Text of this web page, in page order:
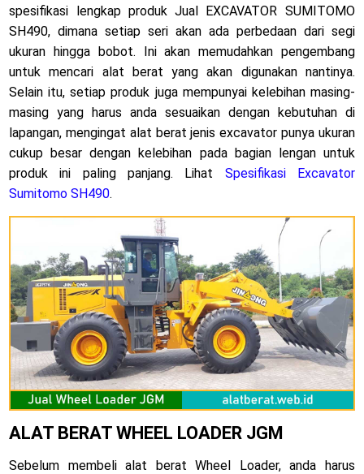
spesifikasi lengkap produk Jual EXCAVATOR SUMITOMO
SH490, dimana setiap seri akan ada perbedaan dari segi
ukuran hingga bobot. Ini akan memudahkan pengembang
untuk mencari alat berat yang akan digunakan nantinya.
Selain itu, setiap produk juga mempunyai kelebihan masing-
masing yang harus anda sesuaikan dengan kebutuhan di
lapangan, mengingat alat berat jenis excavator punya ukuran
cukup besar dengan kelebihan pada bagian lengan untuk
produk ini paling panjang. Lihat Spesifikasi Excavator
Sumitomo SH490.
ALAT BERAT WHEEL LOADER JGM
Sebelum membeli alat berat Wheel Loader, anda harus